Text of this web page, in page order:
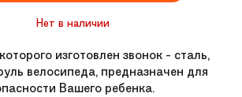
KMC C410
Alloy, 28H
Нет в наличии
изготовлен звонок - сталь,
велосипеда, предназначен для
Вашего ребенка.